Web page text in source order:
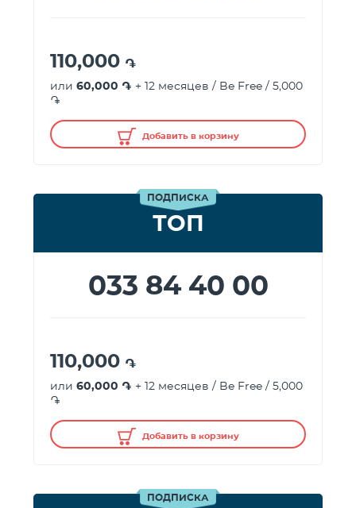
110,000 ֏
или 60,000 ֏ + 12 месяцев / Be Free / 5,000
֏
Добавить в корзину
ПОДПИСКА
ТОП
033 84 40 00
110,000 ֏
или 60,000 ֏ + 12 месяцев / Be Free / 5,000
֏
Добавить в корзину
ПОДПИСКА